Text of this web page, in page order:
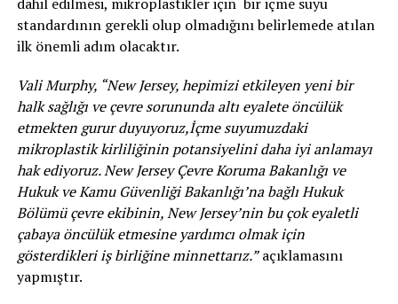
standardının gerekli olup olmadığını belirlemede atılan
ilk önemli adım olacaktır.
Vali Murphy, “New Jersey, hepimizi etkileyen yeni bir
halk sağlığı ve çevre sorununda altı eyalete öncülük
etmekten gurur duyuyoruz,İçme suyumuzdaki
mikroplastik kirliliğinin potansiyelini daha iyi anlamayı
hak ediyoruz. New Jersey Çevre Koruma Bakanlığı ve
Hukuk ve Kamu Güvenliği Bakanlığı’na bağlı Hukuk
Bölümü çevre ekibinin, New Jersey’nin bu çok eyaletli
çabaya öncülük etmesine yardımcı olmak için
gösterdikleri iş birliğine minnettarız.”açıklamasını
yapmıştır.